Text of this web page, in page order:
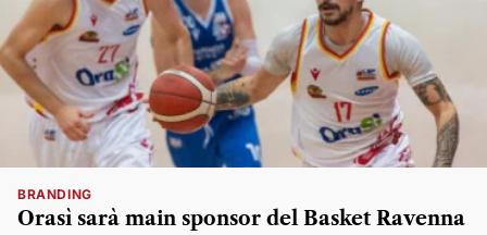
BRANDING
Orasì sarà main sponsor del Basket Ravenna